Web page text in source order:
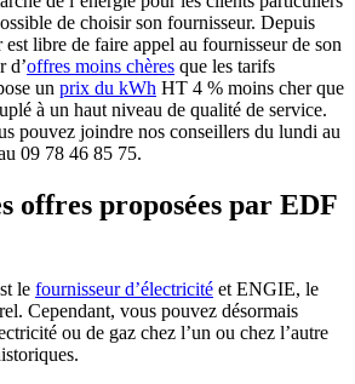
de choisir son fournisseur. Depuis
est libre de faire appel au fournisseur de son
d’offres moins chères que les tarifs
un prix du kWh HT 4 % moins cher que
à un haut niveau de qualité de service.
pouvez joindre nos conseillers du lundi au
09 78 46 85 75.
offres proposées par EDF
le fournisseur d’électricité et ENGIE, le
Cependant, vous pouvez désormais
ou de gaz chez l’un ou chez l’autre